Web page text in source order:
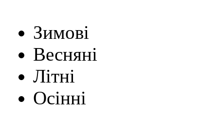
Зимові
Весняні
Літні
Осінні